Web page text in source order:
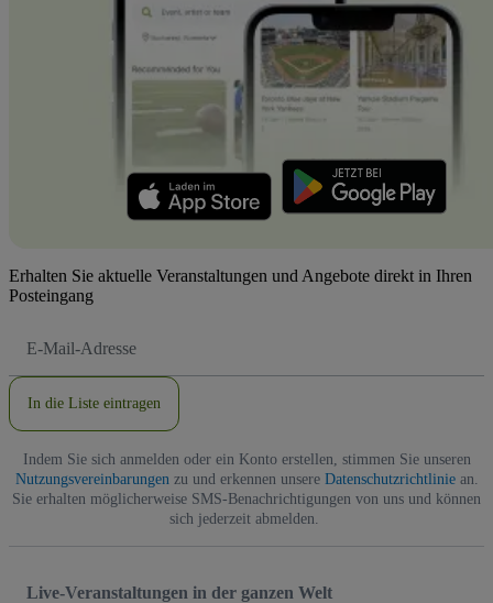
Erhalten Sie aktuelle Veranstaltungen und Angebote direkt in Ihren
Posteingang
Mail-
In die Liste eintragen
Indem Sie sich anmelden oder ein Konto erstellen, stimmen Sie unseren
Nutzungsvereinbarungen zu und erkennen unsere Datenschutzrichtliniean.
Sie erhalten möglicherweise SMS-Benachrichtigungen von uns und können
sich jederzeit abmelden.
Live-Veranstaltungen in der ganzen Welt